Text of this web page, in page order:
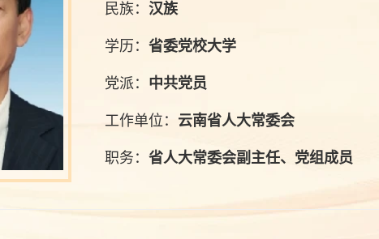
民族： 汉族
学历： 省委党校大学
党派： 中共党员
工作单位： 云南省人大常委会
职务： 省人大常委会副主任、党组成员